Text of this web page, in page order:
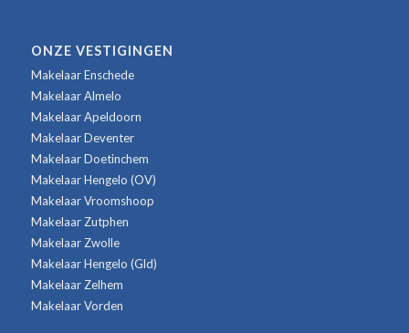
ONZE VESTIGINGEN
Makelaar Enschede
Makelaar Almelo
Makelaar Apeldoorn
Makelaar Deventer
Makelaar Doetinchem
Makelaar Hengelo (OV)
Makelaar Vroomshoop
Makelaar Zutphen
Makelaar Zwolle
Makelaar Hengelo (Gld)
Makelaar Zelhem
Makelaar Vorden